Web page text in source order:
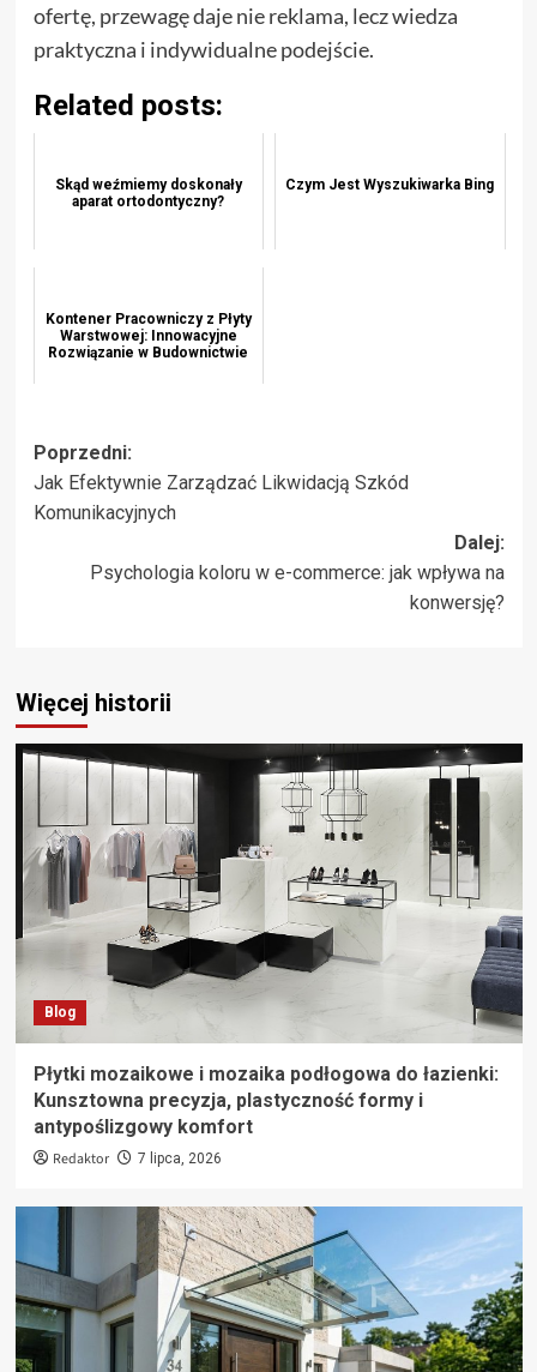
ofertę, przewagę daje nie reklama, lecz wiedza
praktyczna i indywidualne podejście.
Related posts:
Skąd weźmiemy doskonały
aparat ortodontyczny?
Czym Jest Wyszukiwarka Bing
Kontener Pracowniczy z Płyty
Warstwowej: Innowacyjne
Rozwiązanie w Budownictwie
Zobacz
wpisy
Poprzedni:
Jak Efektywnie Zarządzać Likwidacją Szkód
Komunikacyjnych
Dalej:
Psychologia koloru w e-commerce: jak wpływa na
konwersję?
Więcej historii
Blog
Płytki mozaikowe i mozaika podłogowa do łazienki:
Kunsztowna precyzja, plastyczność formy i
antypoślizgowy komfort
Redaktor 7 lipca, 2026